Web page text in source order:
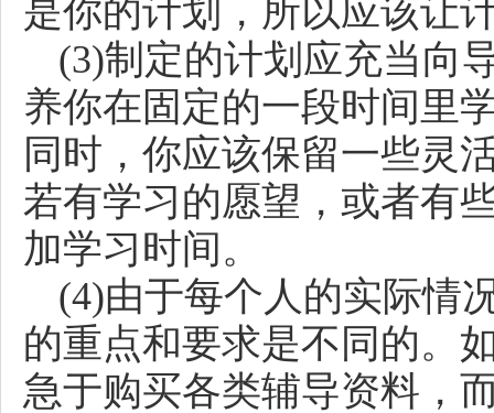
是你的计划，所以应该让
(3)制定的计划应充当向
养你在固定的一段时间里
同时，你应该保留一些灵
若有学习的愿望，或者有
加学习时间。
(4)由于每个人的实际情
的重点和要求是不同的。
急于购买各类辅导资料，